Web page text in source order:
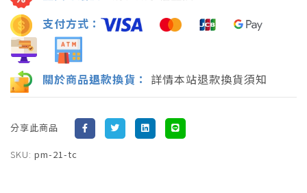
支付方式：
關於商品退款換貨： 詳情本站退款換貨須知
分享此商品
SKU: pm-21-tc